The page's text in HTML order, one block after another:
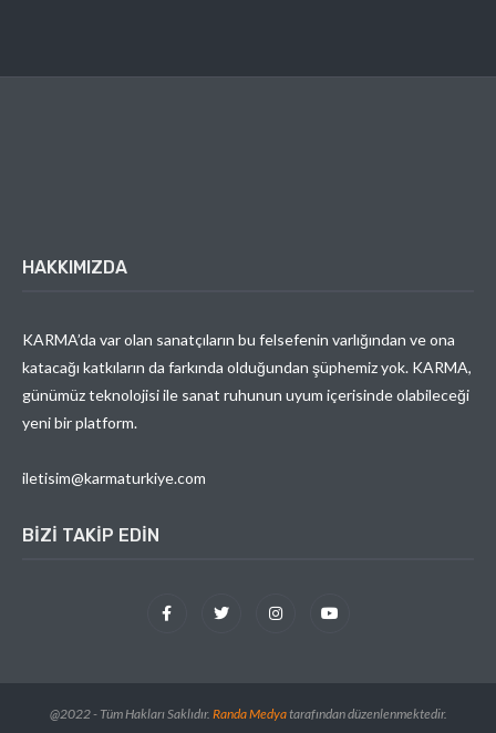
HAKKIMIZDA
KARMA’da var olan sanatçıların bu felsefenin varlığından ve ona
katacağı katkıların da farkında olduğundan şüphemiz yok. KARMA,
günümüz teknolojisi ile sanat ruhunun uyum içerisinde olabileceği
yeni bir platform.
iletisim@karmaturkiye.com
BIZI TAKIP EDIN
@2022 - Tüm Hakları Saklıdır. Randa Medyatarafından düzenlenmektedir.